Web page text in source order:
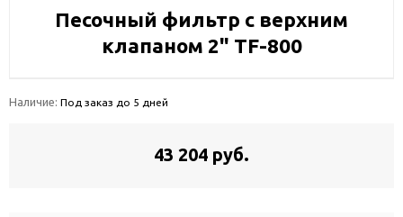
Песочный фильтр с верхним
клапаном 2" TF-800
Наличие: Под заказ до 5 дней
43 204 руб.